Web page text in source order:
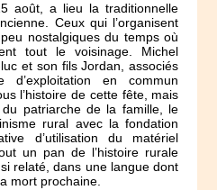
août, a lieu la traditionnelle
Ceux qui l’organisent
nostalgiques du temps où
tout le voisinage. Michel
et son fils Jordan, associés
d’exploitation en commun
l’histoire de cette fête, mais
patriarche de la famille, le
rural avec la fondation
d’utilisation du matériel
un pan de l’histoire rurale
relaté, dans une langue dont
mort prochaine.